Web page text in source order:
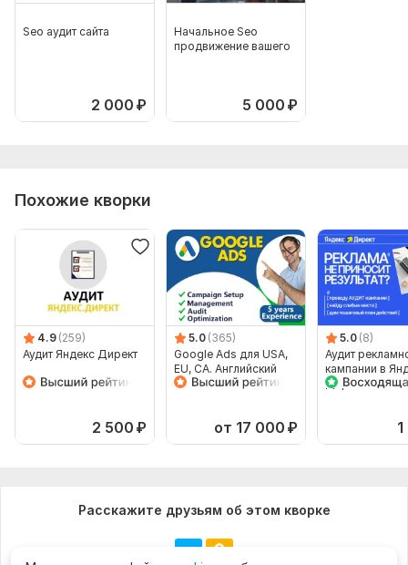
Seo аудит сайта
2 000 ₽
Начальное Seo
продвижение вашего
5 000 ₽
Похожие кворки
4.9 (259)
Аудит Яндекс Директ
2 500 ₽
5.0 (365)
Google Ads для USA,
EU, CA. Английский
язык
от 17 000 ₽
5.0 (8)
Аудит
кампании в
Директ
Расскажите друзьям об этом кворке